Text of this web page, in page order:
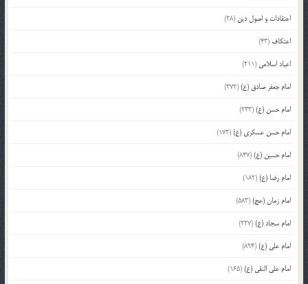
اعتقادات و اصول دین (28)
اعتکاف (43)
اعیاد اسلامی (211)
امام جعفر صادق (ع)(372)
امام حسن (ع)(233)
امام حسن عسکری (ع)(172)
امام حسین (ع)(847)
امام رضا (ع)(182)
امام زمان (عج)(583)
امام سجاد (ع)(227)
امام علی (ع)(894)
امام علی النقی (ع)(165)